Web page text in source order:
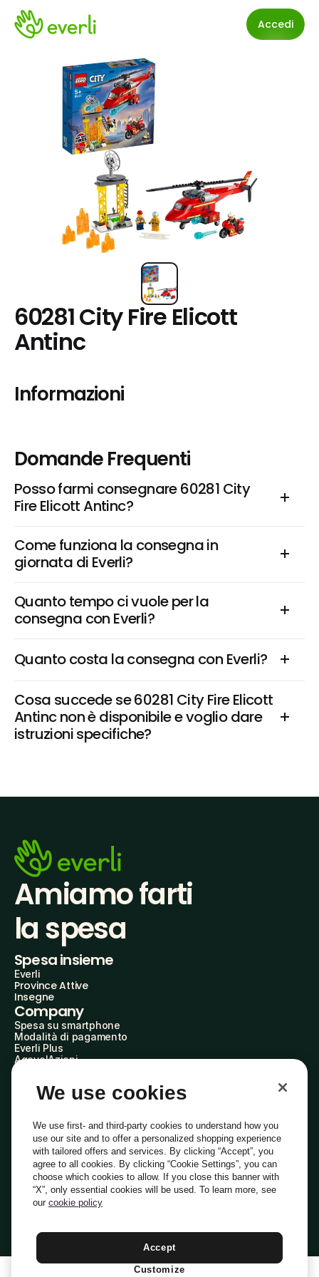
Accedi
60281 City Fire Elicott
Antinc
Informazioni
Domande Frequenti
Posso farmi consegnare 60281 City
Fire Elicott Antinc?
Come funziona la consegna in
giornata di Everli?
Quanto tempo ci vuole per la
consegna con Everli?
Quanto costa la consegna con Everli?
Cosa succede se 60281 City Fire Elicott
Antinc non è disponibile e voglio dare
istruzioni specifiche?
Amiamo farti
la spesa
Spesa insieme
Everli
Province Attive
Insegne
Company
Spesa su smartphone
Modalità di pagamento
Everli Plus
AgevolAzioni
Everli Shoppers
Scopri chi siamo
Domande frequenti
Lavora con noi
Diventa Shopper
Investitori
PrivacyCookiePreferenze Cookie
Termini e Condizioni
Italiano
We use cookies
We use first- and third-party cookies to understand how you
use our site and to offer a personalized shopping experience
with tailored offers and services. By clicking “Accept”, you
agree to all cookies. By clicking “Cookie Settings”, you can
choose which cookies to allow. If you close this banner with
“X”, only essential cookies will be used. To learn more, see
our cookie policy
Accept
Customize